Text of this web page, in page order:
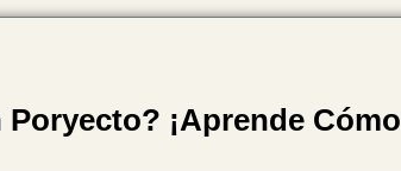
¡Aprende Cómo